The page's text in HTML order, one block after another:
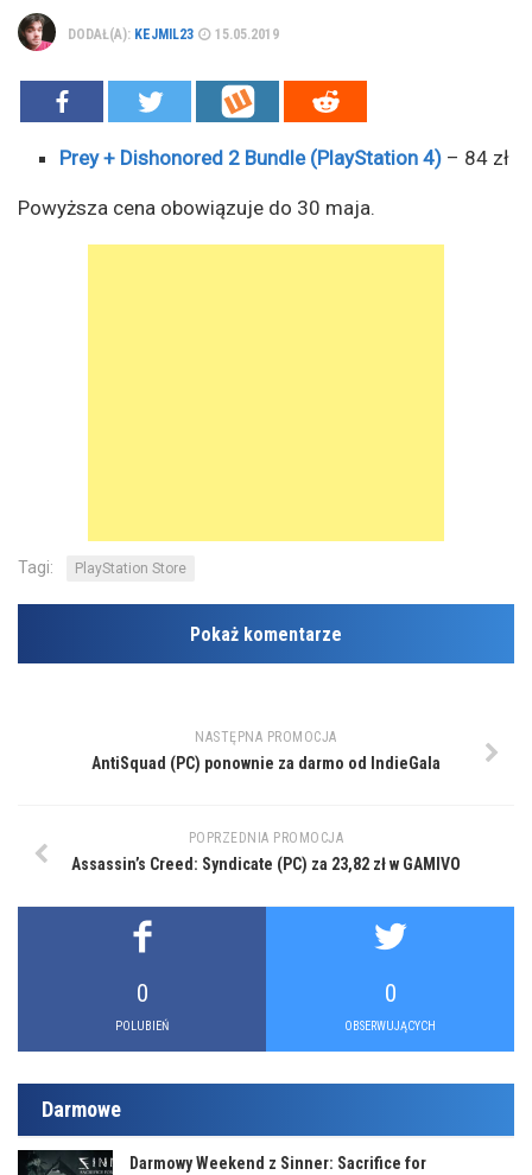
DODAŁ(A): KEJMIL23 15.05.2019
Prey + Dishonored 2 Bundle (PlayStation 4) – 84 zł
Powyższa cena obowiązuje do 30 maja.
Tagi: PlayStation Store
Pokaż komentarze
NASTĘPNA PROMOCJA
AntiSquad (PC) ponownie za darmo od IndieGala
POPRZEDNIA PROMOCJA
Assassin’s Creed: Syndicate (PC) za 23,82 zł w GAMIVO
0
POLUBIEŃ
0
OBSERWUJĄCYCH
Darmowe
Darmowy Weekend z Sinner: Sacrifice for